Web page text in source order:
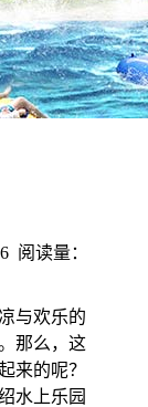
阅读量：
与欢乐的
那么，这
来的呢？
水上乐园